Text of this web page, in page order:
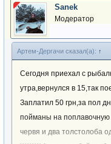
Sanek
Модератор
Артем-Дергачи сказал(а): ↑
Сегодня приехал с
утра,вернулся в 15,так
Заплатил 50 грн,за пол
пойманы на поплавочную
червя и два толстолоба